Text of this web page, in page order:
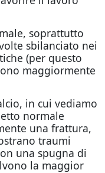
soprattutto
sbilanciato nei
(per questo
maggiormente
in cui vediamo
normale
una frattura,
traumi
una spugna di
la maggior